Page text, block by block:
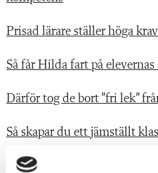
Prisad lärare ställer höga
Så får Hilda fart på
Därför tog de bort ”fri lek”
Så skapar du ett jämställt
Så flödar barnens fantasi